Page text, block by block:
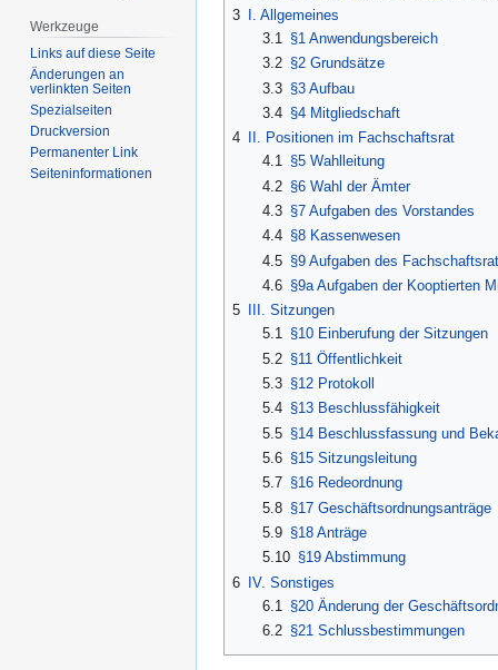
3
I. Allgemeines
3.1 §1 Anwendungsbereich
3.2 §2 Grundsätze
3.3 §3 Aufbau
3.4 §4 Mitgliedschaft
4
II. Positionen im Fachschaftsrat
4.1 §5 Wahlleitung
4.2 §6 Wahl der Ämter
4.3 §7 Aufgaben des Vorstandes
4.4 §8 Kassenwesen
4.5 §9 Aufgaben des
4.6 §9a Aufgaben der Kooptierten
5
III. Sitzungen
5.1 §10 Einberufung der Sitzungen
5.2 §11 Öffentlichkeit
5.3 §12 Protokoll
5.4 §13 Beschlussfähigkeit
5.5 §14 Beschlussfassung und
5.6 §15 Sitzungsleitung
5.7 §16 Redeordnung
5.8 §17 Geschäftsordnungsanträge
5.9 §18 Anträge
5.10 §19 Abstimmung
6 IV. Sonstiges
6.1
§20 Änderung der
6.2 §21 Schlussbestimmungen
Werkzeuge
Links auf diese Seite
Änderungen an
verlinkten Seiten
Spezialseiten
Druckversion
Permanenter Link
Seiten­­informationen